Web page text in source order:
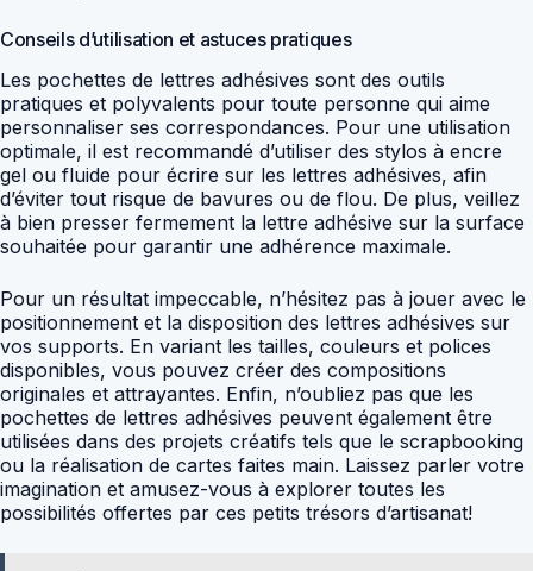
Conseils d’utilisation et astuces pratiques
Les pochettes de lettres adhésives sont des outils
pratiques et polyvalents pour toute personne qui aime
personnaliser ses correspondances. Pour une utilisation
optimale, il est recommandé d’utiliser des stylos à encre
gel ou fluide pour écrire sur les lettres adhésives, afin
d’éviter tout risque de bavures ou de flou. De plus, veillez
à bien presser fermement la lettre adhésive sur la surface
souhaitée pour garantir une adhérence maximale.
Pour un résultat impeccable, n’hésitez pas à jouer avec le
positionnement et la disposition des lettres adhésives sur
vos supports. En variant les tailles, couleurs et polices
disponibles, vous pouvez créer des compositions
originales et attrayantes. Enfin, n’oubliez pas que les
pochettes de lettres adhésives peuvent également être
utilisées dans des projets créatifs tels que le scrapbooking
ou la réalisation de cartes faites main. Laissez parler votre
imagination et amusez-vous à explorer toutes les
possibilités offertes par ces petits trésors d’artisanat!